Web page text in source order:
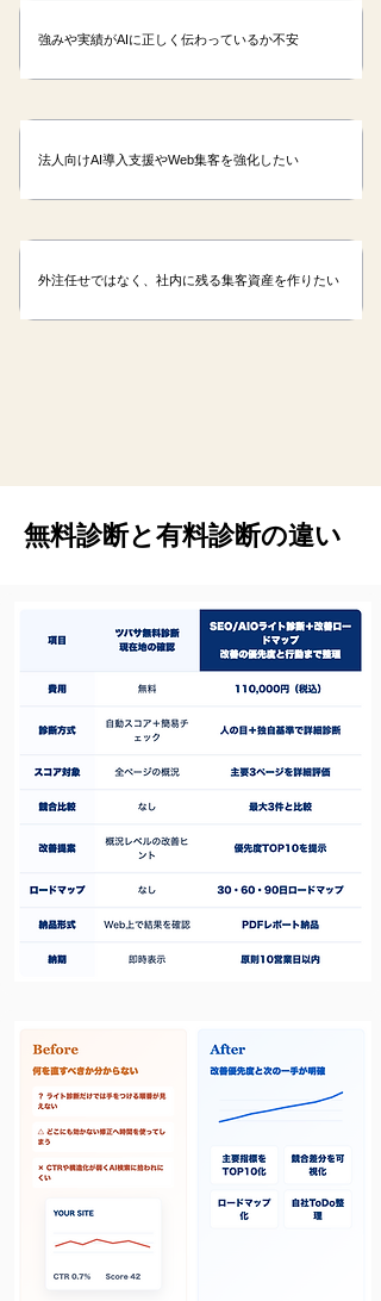
強みや実績がAIに正しく伝わっているか不安​​
法人向けAI導入支援やWeb集客を強化したい
外注任せではなく、社内に残る集客資産を作りたい
無料診断と有料診断の違い